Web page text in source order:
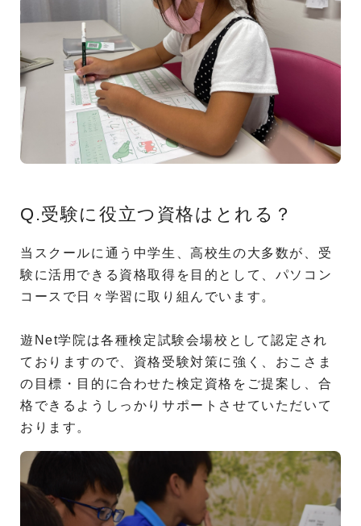
Q.受験に役立つ資格はとれる？
当スクールに通う中学生、高校生の大多数が、受
験に活用できる資格取得を目的として、パソコン
コースで日々学習に取り組んでいます。
遊Net学院は各種検定試験会場校として認定され
ておりますので、資格受験対策に強く、おこさま
の目標・目的に合わせた検定資格をご提案し、合
格できるようしっかりサポートさせていただいて
おります。